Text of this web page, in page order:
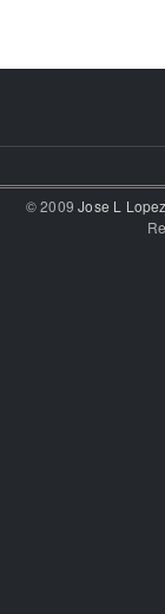
© 2009Jose L